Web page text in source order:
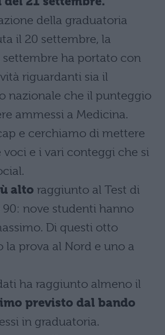
della graduatoria
il 20 settembre, la
ha portato con
riguardanti sia il
nazionale che il punteggio
ammessi a Medicina.
e cerchiamo di mettere
voci e i vari conteggi che si
alto raggiunto al Test di
90: nove studenti hanno
Di questi otto
la prova al Nord e uno a
ha raggiunto almeno il
previsto dal bando
in graduatoria.